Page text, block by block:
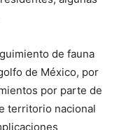
de fauna
de México, por
por parte de
territorio nacional